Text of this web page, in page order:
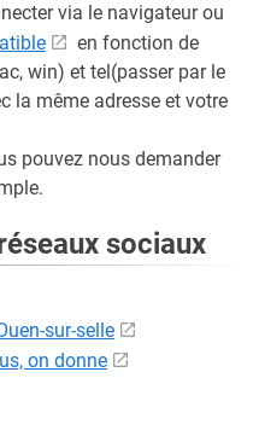
via le navigateur ou
en fonction de
win) et tel(passer par le
la même adresse et votre
pouvez nous demander
sociaux
sur-selle
on donne